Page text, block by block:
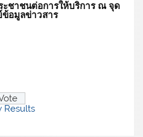
ะชาชนต่อการให้บริการ ณ จุด
อมูลข่าวสาร
Results